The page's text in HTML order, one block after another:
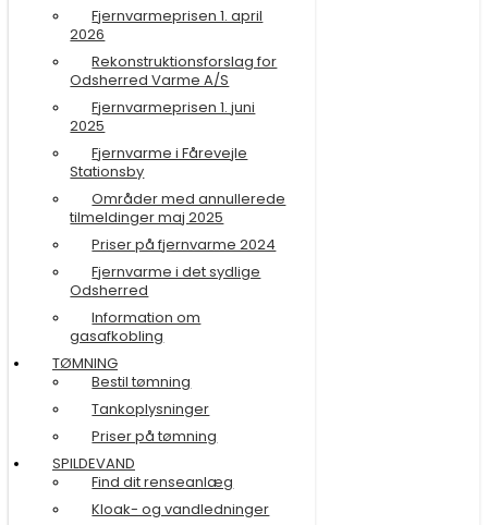
Fjernvarmeprisen 1. april
2026
Rekonstruktionsforslag for
Odsherred Varme A/S
Fjernvarmeprisen 1. juni
2025
Fjernvarme i Fårevejle
Stationsby
Områder med annullerede
tilmeldinger maj 2025
Priser på fjernvarme 2024
Fjernvarme i det sydlige
Odsherred
Information om
gasafkobling
TØMNING
Bestil tømning
Tankoplysninger
Priser på tømning
SPILDEVAND
Find dit renseanlæg
Kloak- og vandledninger